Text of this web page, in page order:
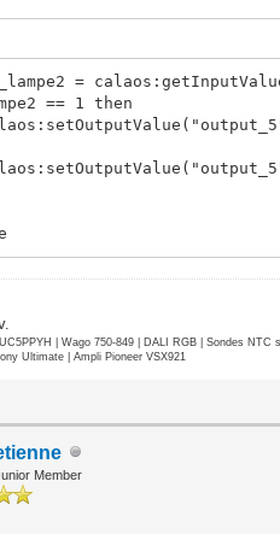
=
== 1 then
| Wago 750-849 | DALI RGB | Sondes
Ultimate | Ampli Pioneer VSX921
Member